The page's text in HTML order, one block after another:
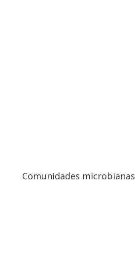
Comunidades microbianas